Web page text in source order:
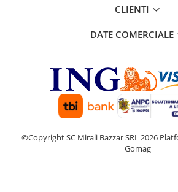
CLIENTI
DATE COMERCIALE
©Copyright SC Mirali Bazzar SRL 2026
Gomag